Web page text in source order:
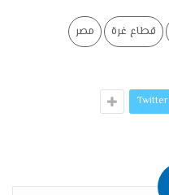
قطاع غرة مصر
Twitter